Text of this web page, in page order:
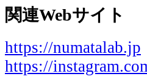
関連Webサイト
https://numatalab.jp
https://